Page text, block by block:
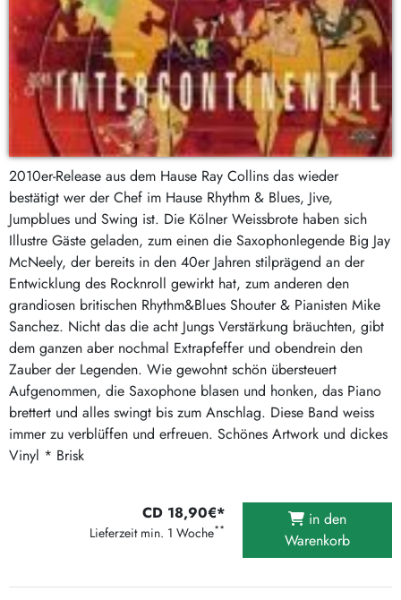
2010er-Release aus dem Hause Ray Collins das wieder
bestätigt wer der Chef im Hause Rhythm & Blues, Jive,
Jumpblues und Swing ist. Die Kölner Weissbrote haben sich
Illustre Gäste geladen, zum einen die Saxophonlegende Big Jay
McNeely, der bereits in den 40er Jahren stilprägend an der
Entwicklung des Rocknroll gewirkt hat, zum anderen den
grandiosen britischen Rhythm&Blues Shouter & Pianisten Mike
Sanchez. Nicht das die acht Jungs Verstärkung bräuchten, gibt
dem ganzen aber nochmal Extrapfeffer und obendrein den
Zauber der Legenden. Wie gewohnt schön übersteuert
Aufgenommen, die Saxophone blasen und honken, das Piano
brettert und alles swingt bis zum Anschlag. Diese Band weiss
immer zu verblüffen und erfreuen. Schönes Artwork und dickes
Vinyl * Brisk
CD 18,90€*
Lieferzeit min. 1 Woche**
in den
Warenkorb